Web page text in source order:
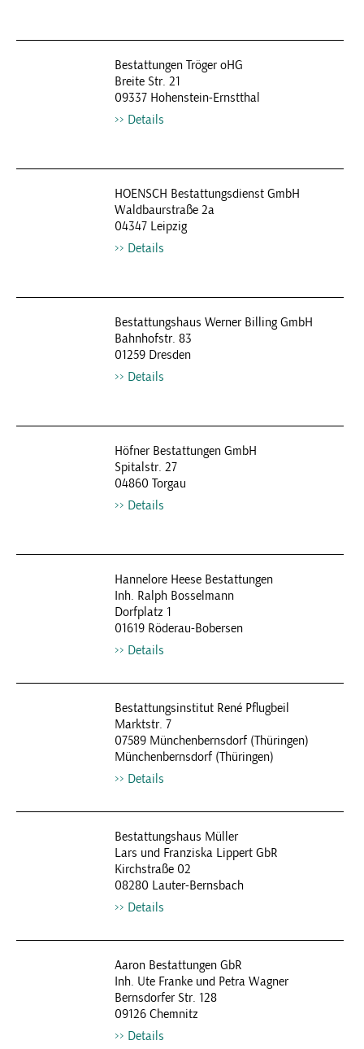
Bestattungen Tröger oHG
Breite Str. 21
09337 Hohenstein-Ernstthal
Details
HOENSCH Bestattungsdienst GmbH
Waldbaurstraße 2a
04347 Leipzig
Details
Bestattungshaus Werner Billing GmbH
Bahnhofstr. 83
01259 Dresden
Details
Höfner Bestattungen GmbH
Spitalstr. 27
04860 Torgau
Details
Hannelore Heese Bestattungen
Inh. Ralph Bosselmann
Dorfplatz 1
01619 Röderau-Bobersen
Details
Bestattungsinstitut René Pflugbeil
Marktstr. 7
07589 Münchenbernsdorf (Thüringen)
Münchenbernsdorf (Thüringen)
Details
Bestattungshaus Müller
Lars und Franziska Lippert GbR
Kirchstraße 02
08280 Lauter-Bernsbach
Details
Aaron Bestattungen GbR
Inh. Ute Franke und Petra Wagner
Bernsdorfer Str. 128
09126 Chemnitz
Details